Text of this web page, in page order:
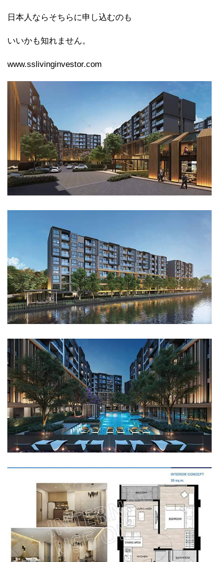
日本人ならそちらに申し込むのも
いいかも知れません。
www.sslivinginvestor.com